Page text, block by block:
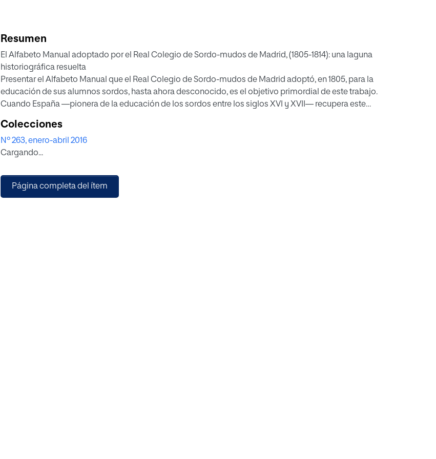
Resumen
El Alfabeto Manual adoptado por el Real Colegio de Sordo-mudos de Madrid, (1805-1814): una laguna
historiográfica resuelta
Presentar el Alfabeto Manual que el Real Colegio de Sordo-mudos de Madrid adoptó, en 1805, para la
educación de sus alumnos sordos, hasta ahora desconocido, es el objetivo primordial de este trabajo.
Cuando España —pionera de la educación de los sordos entre los siglos XVI y XVII— recupera este
Sociedad Económica Matritense de los Amigos del País, necesita un recurso comunicativo que,
sustituyendo al oído, facilite entender y enseñar a sus alumnos. El hallazgo documental de las láminas
que contienen dicho Alfabeto, que ahora se presenta por primera vez, constituye la aportación
la educación especial de los sordos de este país.
Colecciones
Nº 263, enero-abril 2016
Cargando...
Página completa del ítem